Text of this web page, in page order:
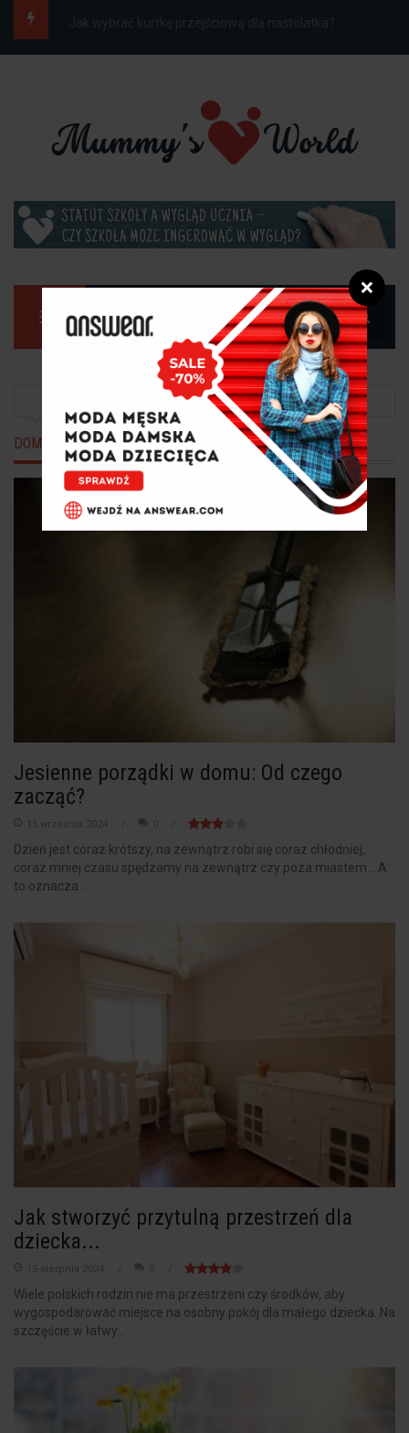
Manu
Strona główna
DOM
Jesienne porządki w domu: Od czego
zacząć?
15 września 2024 0
Dzień jest coraz krótszy, na zewnątrz robi się coraz chłodniej,
coraz mniej czasu spędzamy na zewnątrz czy poza miastem… A
to oznacza...
Jak stworzyć przytulną przestrzeń dla
dziecka...
15 sierpnia 2024
Wiele polskich rodzin nie ma przestrzeni czy środków, aby
wygospodarować miejsce na osobny pokój dla małego dziecka. Na
szczęście w łatwy...
❌